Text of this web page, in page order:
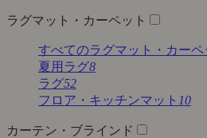
ラグマット・カーペット
すべてのラグマット・カーペ
夏用ラグ8
ラグ52
フロア・キッチンマット 10
カーテン・ブラインド